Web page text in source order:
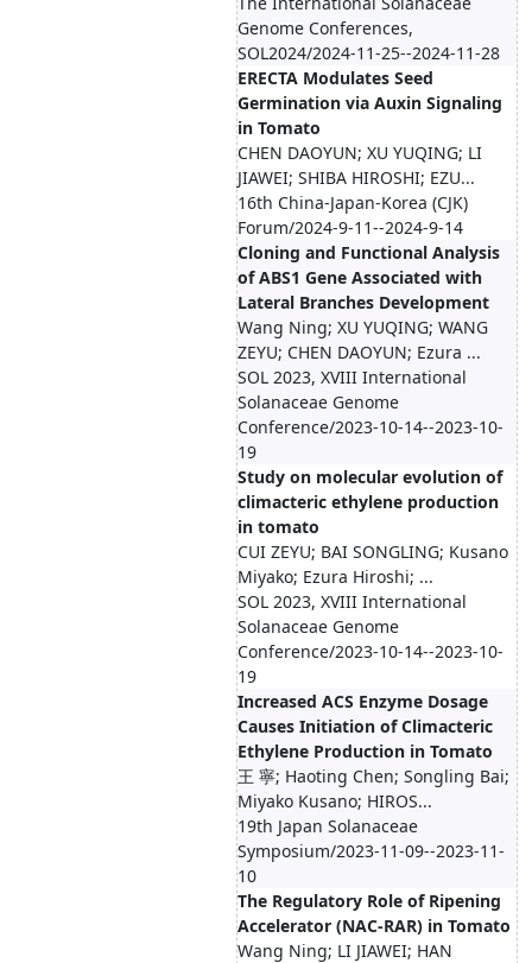
Genome Conferences,
SOL2024/2024-11-25--2024-11-28
ERECTA Modulates Seed
Germination via Auxin Signaling
in Tomato
CHEN DAOYUN; XU YUQING; LI
JIAWEI; SHIBA HIROSHI; EZU...
16th China-Japan-Korea (CJK)
Forum/2024-9-11--2024-9-14
Cloning and Functional Analysis
of ABS1 Gene Associated with
Lateral Branches Development
Wang Ning; XU YUQING; WANG
ZEYU; CHEN DAOYUN; Ezura ...
SOL 2023, XVIII International
Solanaceae Genome
Conference/2023-10-14--2023-10-
19
Study on molecular evolution of
climacteric ethylene production
in tomato
CUI ZEYU; BAI SONGLING; Kusano
Miyako; Ezura Hiroshi; ...
SOL 2023, XVIII International
Solanaceae Genome
Conference/2023-10-14--2023-10-
19
Increased ACS Enzyme Dosage
Causes Initiation of Climacteric
Ethylene Production in Tomato
王 寧; Haoting Chen; Songling Bai;
Miyako Kusano; HIROS...
19th Japan Solanaceae
Symposium/2023-11-09--2023-11-
10
The Regulatory Role of Ripening
Accelerator (NAC-RAR) in Tomato
Wang Ning; LI JIAWEI; HAN